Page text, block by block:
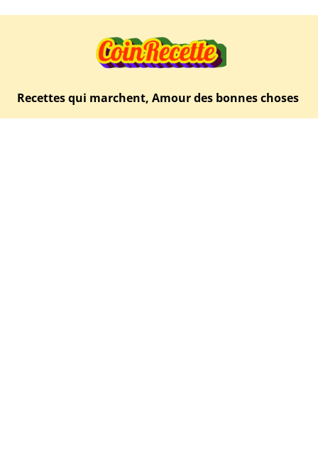
Recettes qui marchent, Amour des bonnes choses